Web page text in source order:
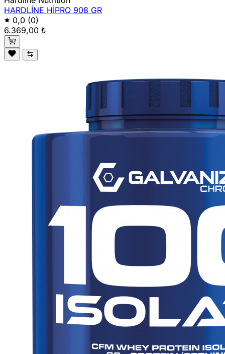
HARDLİNE HİPRO 908 GR
0,0 (0)
6.369,00 ₺